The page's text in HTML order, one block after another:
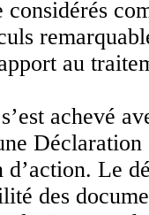
au
achevé
Déclaration
d’action. Le
des